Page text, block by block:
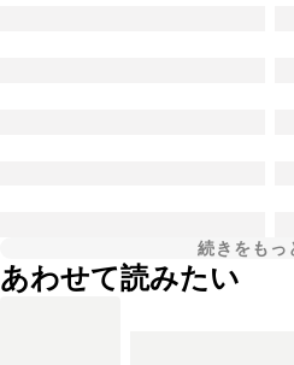
続きをもっ
あわせて読みたい